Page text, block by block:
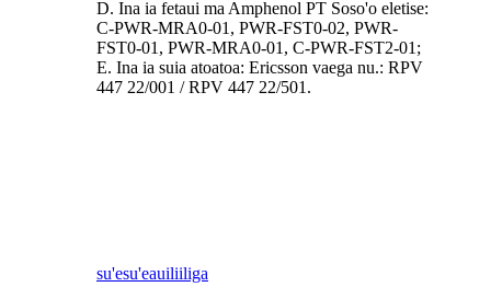
D. Ina ia fetaui ma Amphenol PT Soso'o eletise:
C-PWR-MRA0-01, PWR-FST0-02, PWR-
FST0-01, PWR-MRA0-01, C-PWR-FST2-01;
E. Ina ia suia atoatoa: Ericsson vaega nu.: RPV
447 22/001 / RPV 447 22/501.
su'esu'eauiliiliga